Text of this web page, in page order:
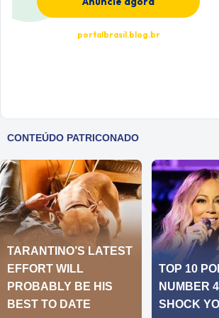
portalbrasil.blog.br